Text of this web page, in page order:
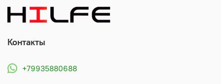
Контакты
+79935880688